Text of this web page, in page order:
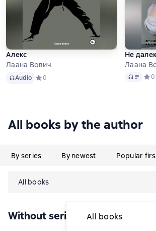
Алекс
Лаана Вович
AudioAudio Средний рейтинг 0 на основе 0 оценок
0
Не
Лаана
Audio 0
All books by the author
By series By newest Popular
All books
All books
Without series